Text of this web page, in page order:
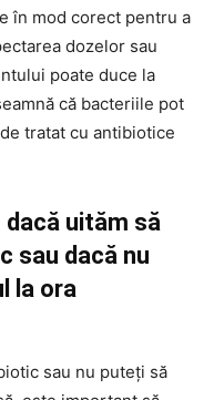
în mod corect pentru a
dozelor sau
poate duce la
că bacteriile pot
tratat cu antibiotice
uităm să
sau dacă nu
la ora
sau nu puteți să